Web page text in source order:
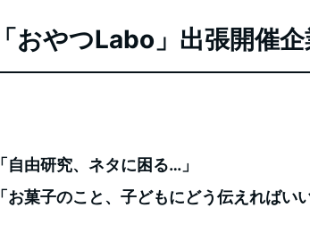
「おやつLabo」出張開催
「自由研究、ネタに困る…」
「お菓子のこと、子どもにどう伝えればい